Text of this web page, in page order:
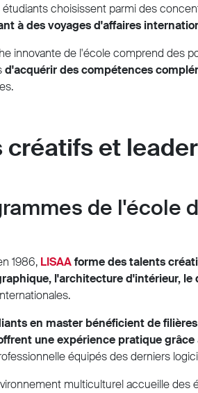
étudiants choisissent parmi des
à des voyages d'affaires
innovante de l'école comprend des
d'acquérir des compétences
créatifs et
de l'école
1986, LISAAforme des talents
l'architecture d'intérieur,
en master bénéficient de
une expérience pratique
équipés des derniers
multiculturel accueille des